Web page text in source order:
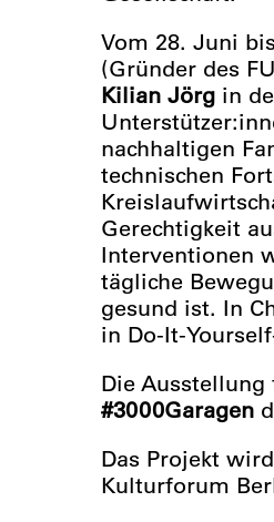
Vom 28. Juni
(Gründer des
Kilian Jörgin
nachhaltigen
technischen
Gerechtigkeit
Interventionen
tägliche
gesund ist. In
in Do-It-
Die Ausstellung
#3000Garagen
Das Projekt
Kulturforum